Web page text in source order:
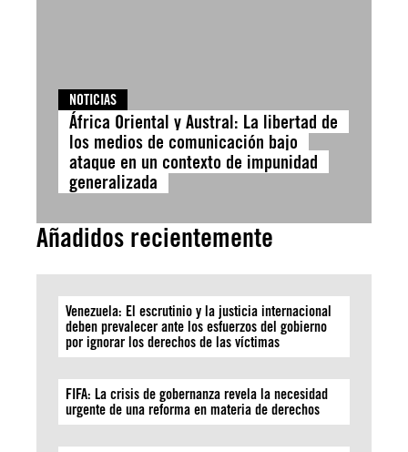
NOTICIAS
África Oriental y Austral: La libertad de
los medios de comunicación bajo
ataque en un contexto de impunidad
generalizada
Añadidos recientemente
Venezuela: El escrutinio y la justicia internacional
deben prevalecer ante los esfuerzos del gobierno
por ignorar los derechos de las víctimas
FIFA: La crisis de gobernanza revela la necesidad
urgente de una reforma en materia de derechos